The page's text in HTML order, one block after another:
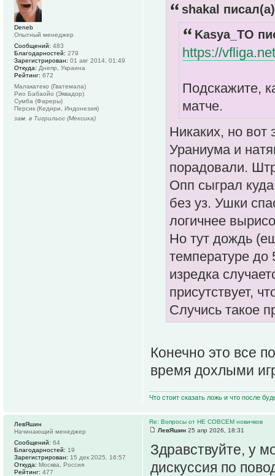
shakal
Kasya_TO
https://
Подскажите,
матче.
Никаких, но вот
Ураниума и
порадовали.
Опп сыграл
без уз. Ушки
логичнее
Но тут дождь
температуре до
изредка
присутствует,
Случись такое
Конечно это все
время дохлыми
Что стоит сказать ложь и что после
Deneb
Опытный менеджер
Сообщений: 483
Благодарностей: 279
Зарегистрирован: 01 авг 2014, 01:49
Откуда: Днепр, Украина
Рейтинг: 672
Малакатеко (Гватемала)
Рио Бабаойо (Эквадор)
Сумба (Фареры)
Персик (Кедири, Индонезия)
зам. в Тигрильос (Мексика)
Re: Вопросы от НЕ СОВСЕМ новичков
ЛевЯшин 25 апр 2026, 18:31
Здравствуйте, у
дискуссия по
ЛевЯшин
Начинающий менеджер
Сообщений: 64
Благодарностей: 19
Зарегистрирован: 15 дек 2025, 16:57
Откуда: Москва, Россия
Рейтинг: 477